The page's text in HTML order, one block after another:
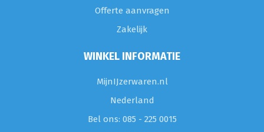
Offerte aanvragen
Zakelijk
WINKEL INFORMATIE
MijnIJzerwaren.nl
Nederland
Bel ons: 085 - 225 0015